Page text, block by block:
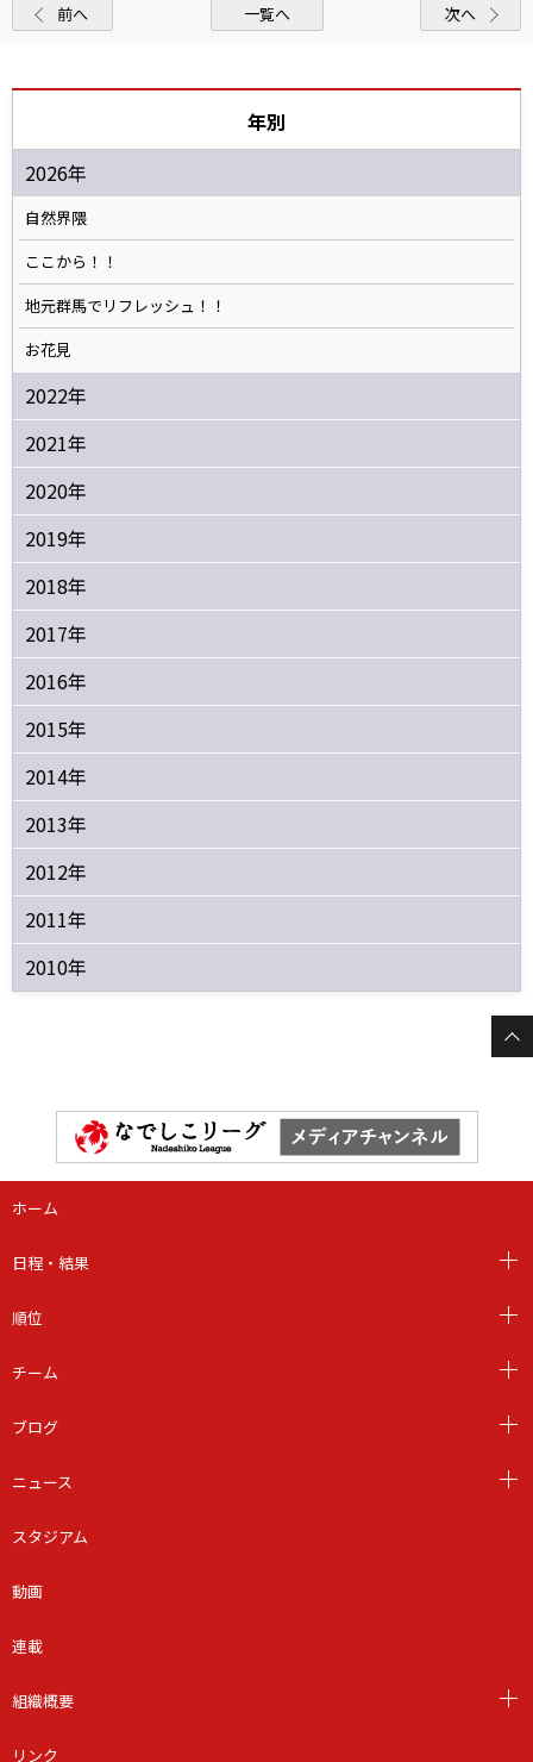
前へ 一覧へ 次へ
年別
2026年
自然界隈
ここから！！
地元群馬でリフレッシュ！！
お花見
2022年
2021年
2020年
2019年
2018年
2017年
2016年
2015年
2014年
2013年
2012年
2011年
2010年
ホーム
日程・結果
順位
チーム
ブログ
ニュース
スタジアム
動画
連載
組織概要
リンク